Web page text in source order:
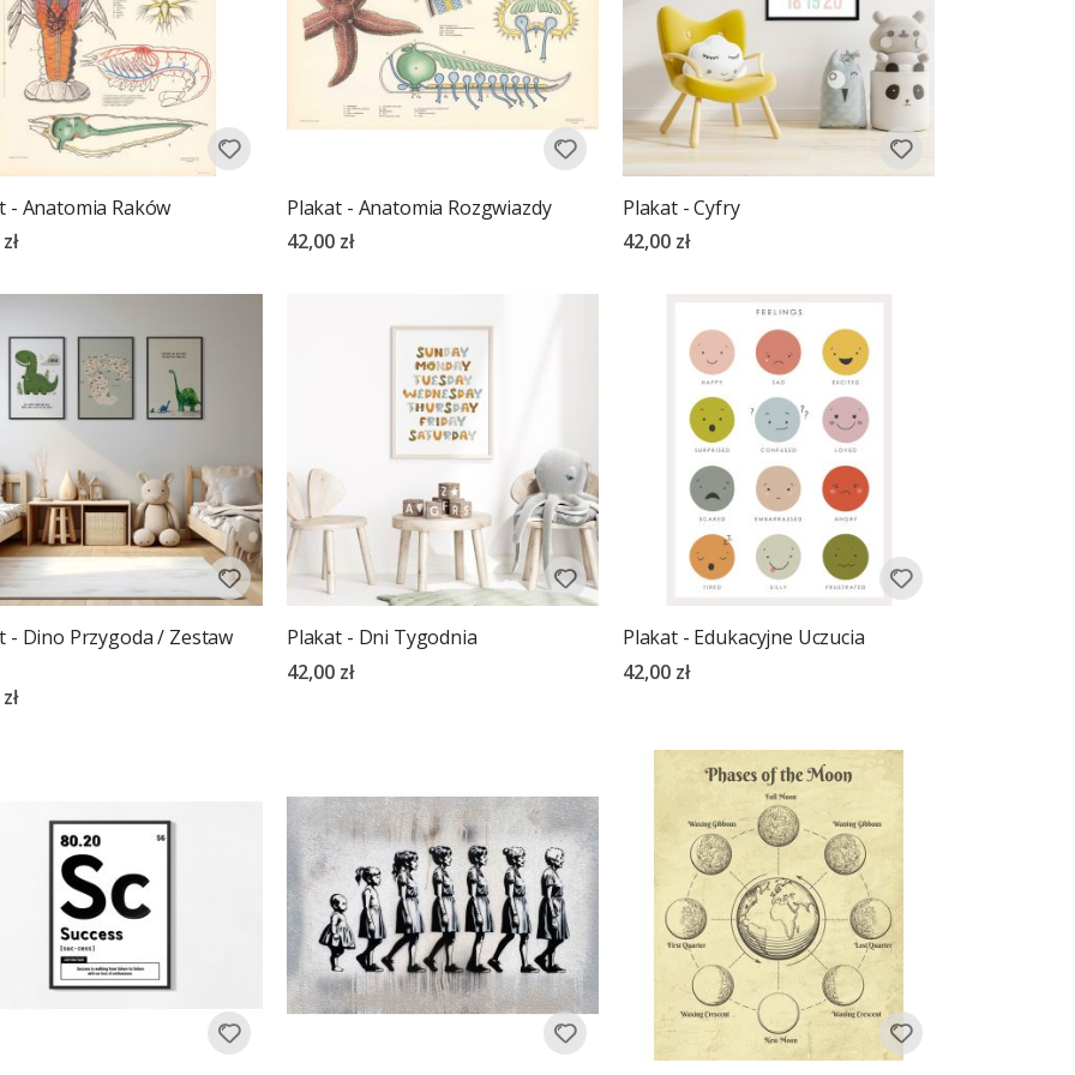
- Anatomia Raków
Plakat - Anatomia Rozgwiazdy
42,00 zł
Plakat - Cyfry
42,00 zł
- Dino Przygoda / Zestaw
Plakat - Dni Tygodnia
42,00 zł
Plakat - Edukacyjne Uczucia
42,00 zł